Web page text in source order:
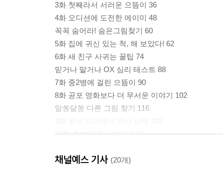
3화 첫째라서 서러운 으뜸이 36
4화 오디션에 도전한 에이미 48
꼭꼭 숨어라! 숨은그림찾기 60
5화 집에 귀신 있는 척, 해 보았다! 62
6화 새 친구 사귀는 꿀팁 74
믿거나 말거나 OX 심리 테스트 88
7화 중2병에 걸린 으뜸이 90
8화 공포 영화보다 더 무서운 이야기 102
알쏭달쏭 다른 그림 찾기 116
10화 흔한 명절 이야기 130
11화 에이미, 반장 선거에 나가다! 144
채널예스 기사 (20개)